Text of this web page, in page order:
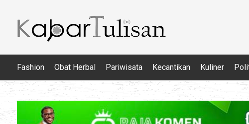
Fashion Obat Herbal Pariwisata Kecantikan Kuliner